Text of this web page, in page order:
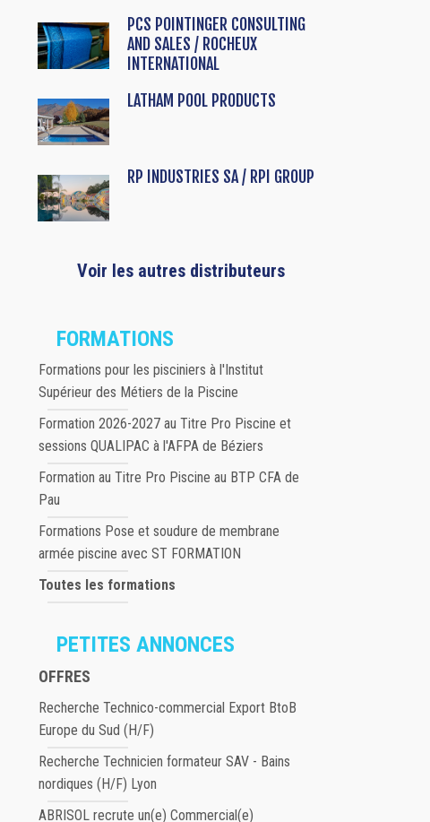
PCS POINTINGER CONSULTING
AND SALES / ROCHEUX
INTERNATIONAL
LATHAM POOL PRODUCTS
RP INDUSTRIES SA / RPI GROUP
Voir les autres distributeurs
FORMATIONS
Formations pour les pisciniers à l'Institut
Supérieur des Métiers de la Piscine
Formation 2026-2027 au Titre Pro Piscine et
sessions QUALIPAC à l'AFPA de Béziers
Formation au Titre Pro Piscine au BTP CFA de
Pau
Formations Pose et soudure de membrane
armée piscine avec ST FORMATION
Toutes les formations
PETITES ANNONCES
OFFRES
Recherche Technico-commercial Export BtoB
Europe du Sud (H/F)
Recherche Technicien formateur SAV - Bains
nordiques (H/F) Lyon
ABRISOL recrute un(e) Commercial(e)